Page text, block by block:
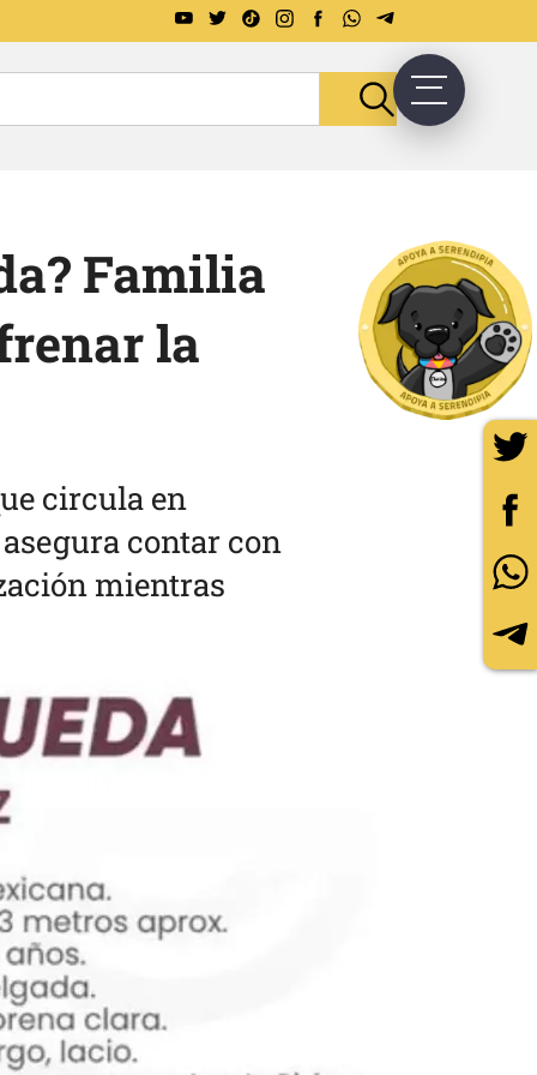
Familia
la
circula en
contar con
mientras